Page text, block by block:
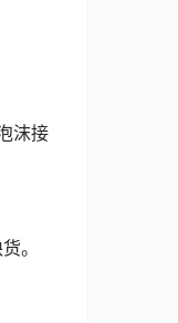
沫接
。